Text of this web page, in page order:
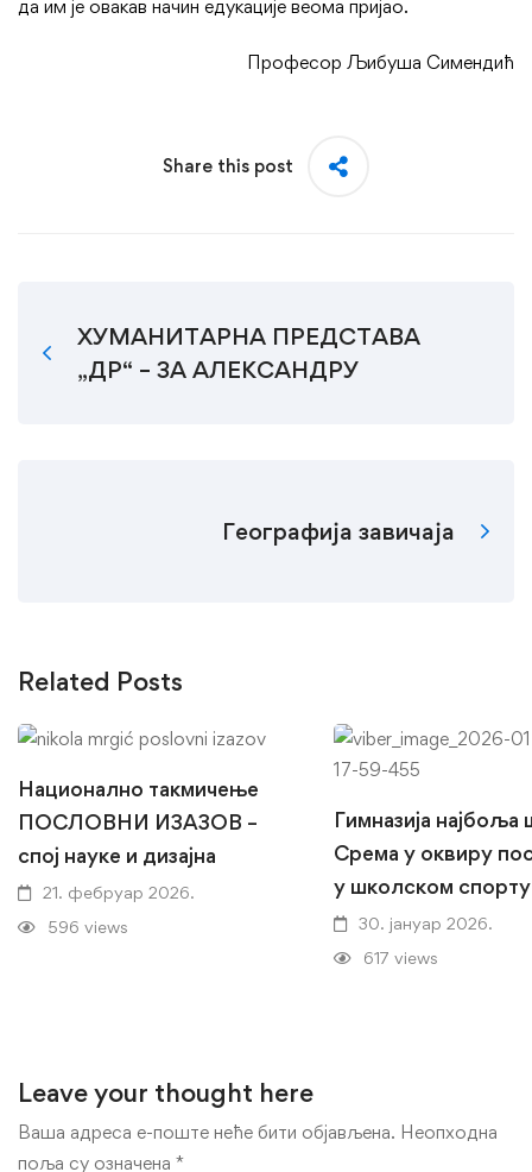
да им је овакав начин едукације веома пријао.
Професор Љибуша Симендић
Share this post
ХУМАНИТАРНА ПРЕДСТАВА
„ДР“ – ЗА АЛЕКСАНДРУ
Географија завичаја
Related Posts
Национално такмичење
ПОСЛОВНИ ИЗАЗОВ –
спој науке и дизајна
21. фебруар 2026.
596 views
Гимназија најбоља
Срема у оквиру
у школском спорту
30. јануар 2026.
617 views
Leave your thought here
Ваша адреса е-поште неће бити објављена. Неопходна
поља су означена *